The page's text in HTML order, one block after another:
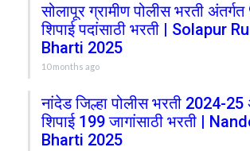
सोलापूर ग्रामीण पोलीस भरती
शिपाई पदांसाठी भरती | Solapur
Bharti 2025
10 months ago
नांदेड जिल्हा पोलीस भरती 2024-25
शिपाई 199 जागांसाठी भरती |
Bharti 2025